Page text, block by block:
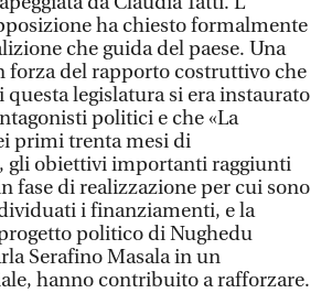
ha chiesto formalmente
che guida del paese. Una
forza del rapporto costruttivo che
questa legislatura si era instaurato
politici e che «La
primi trenta mesi di
gli obiettivi importanti raggiunti
fase di realizzazione per cui sono
i finanziamenti, e la
politico di Nughedu
Serafino Masala in un
hanno contribuito a rafforzare.